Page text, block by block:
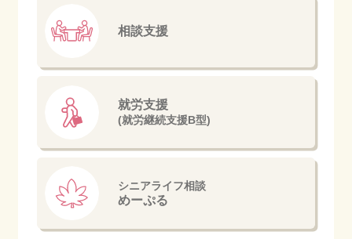
相談支援
就労支援
(就労継続支援B型)
シニアライフ相談
めーぷる